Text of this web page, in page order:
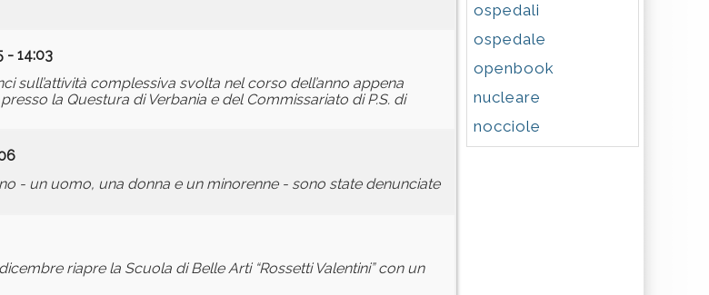
- 14:03
sull’attività complessiva svolta nel corso dell’anno appena
la Questura di Verbania e del Commissariato di P.S. di
- un uomo, una donna e un minorenne - sono state denunciate
riapre la Scuola di Belle Arti “Rossetti Valentini” con un
ospedali
ospedale
openbook
nucleare
nocciole